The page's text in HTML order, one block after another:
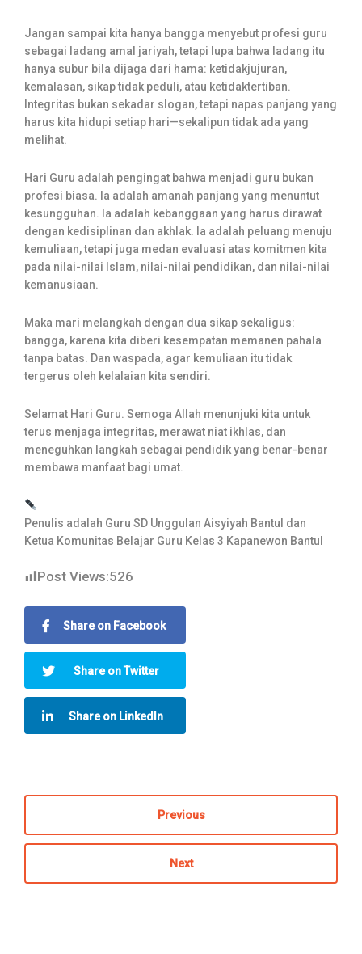
Jangan sampai kita hanya bangga menyebut profesi guru
sebagai ladang amal jariyah, tetapi lupa bahwa ladang itu
hanya subur bila dijaga dari hama: ketidakjujuran,
kemalasan, sikap tidak peduli, atau ketidaktertiban.
Integritas bukan sekadar slogan, tetapi napas panjang yang
harus kita hidupi setiap hari—sekalipun tidak ada yang
melihat.
Hari Guru adalah pengingat bahwa menjadi guru bukan
profesi biasa. Ia adalah amanah panjang yang menuntut
kesungguhan. Ia adalah kebanggaan yang harus dirawat
dengan kedisiplinan dan akhlak. Ia adalah peluang menuju
kemuliaan, tetapi juga medan evaluasi atas komitmen kita
pada nilai-nilai Islam, nilai-nilai pendidikan, dan nilai-nilai
kemanusiaan.
Maka mari melangkah dengan dua sikap sekaligus:
bangga, karena kita diberi kesempatan memanen pahala
tanpa batas. Dan waspada, agar kemuliaan itu tidak
tergerus oleh kelalaian kita sendiri.
Selamat Hari Guru. Semoga Allah menunjuki kita untuk
terus menjaga integritas, merawat niat ikhlas, dan
meneguhkan langkah sebagai pendidik yang benar-benar
membawa manfaat bagi umat.
Penulis adalah Guru SD Unggulan Aisyiyah Bantul dan
Ketua Komunitas Belajar Guru Kelas 3 Kapanewon Bantul
Post Views:526
Share on Facebook
Share on Twitter
Share on LinkedIn
Previous
Next